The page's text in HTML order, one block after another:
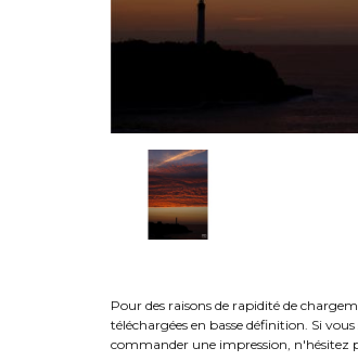
Pour des raisons de rapidité de
téléchargées en basse définition. Si
commander une impression, n'hésitez